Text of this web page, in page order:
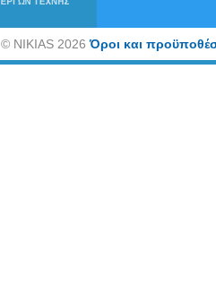
©NIKIAS 2026Όροι και